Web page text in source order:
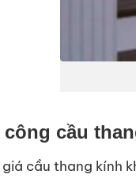
cầu
cầu thang kính